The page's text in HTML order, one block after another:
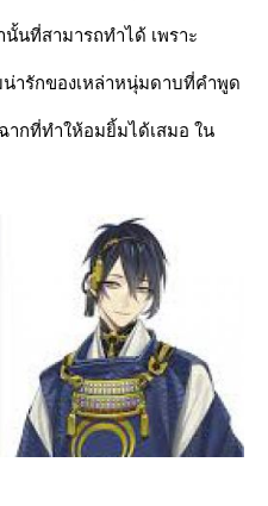
นที่สามารถทำได้ เพราะ
ารักของเหล่าหนุ่มดาบที่คำพูด
กที่ทำให้อมยิ้มได้เสมอ ใน